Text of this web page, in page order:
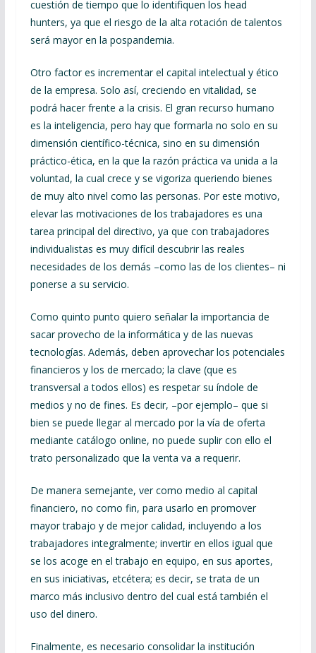
cuestión de tiempo que lo identifiquen los head
hunters, ya que el riesgo de la alta rotación de talentos
será mayor en la pospandemia.
Otro factor es incrementar el capital intelectual y ético
de la empresa. Solo así, creciendo en vitalidad, se
podrá hacer frente a la crisis. El gran recurso humano
es la inteligencia, pero hay que formarla no solo en su
dimensión científico-técnica, sino en su dimensión
práctico-ética, en la que la razón práctica va unida a la
voluntad, la cual crece y se vigoriza queriendo bienes
de muy alto nivel como las personas. Por este motivo,
elevar las motivaciones de los trabajadores es una
tarea principal del directivo, ya que con trabajadores
individualistas es muy difícil descubrir las reales
necesidades de los demás –como las de los clientes– ni
ponerse a su servicio.
Como quinto punto quiero señalar la importancia de
sacar provecho de la informática y de las nuevas
tecnologías. Además, deben aprovechar los potenciales
financieros y los de mercado; la clave (que es
transversal a todos ellos) es respetar su índole de
medios y no de fines. Es decir, –por ejemplo– que si
bien se puede llegar al mercado por la vía de oferta
mediante catálogo online, no puede suplir con ello el
trato personalizado que la venta va a requerir.
De manera semejante, ver como medio al capital
financiero, no como fin, para usarlo en promover
mayor trabajo y de mejor calidad, incluyendo a los
trabajadores integralmente; invertir en ellos igual que
se los acoge en el trabajo en equipo, en sus aportes,
en sus iniciativas, etcétera; es decir, se trata de un
marco más inclusivo dentro del cual está también el
uso del dinero.
Finalmente, es necesario consolidar la institución